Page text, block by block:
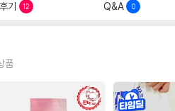
후기 12 Q&A 0
품